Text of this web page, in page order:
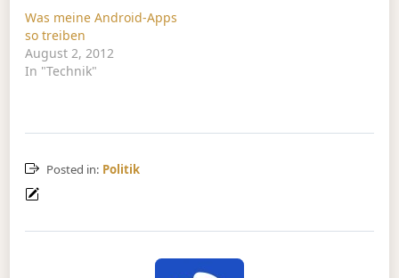
Was meine Android-Apps
so treiben
August 2, 2012
In "Technik"
Posted in: Politik